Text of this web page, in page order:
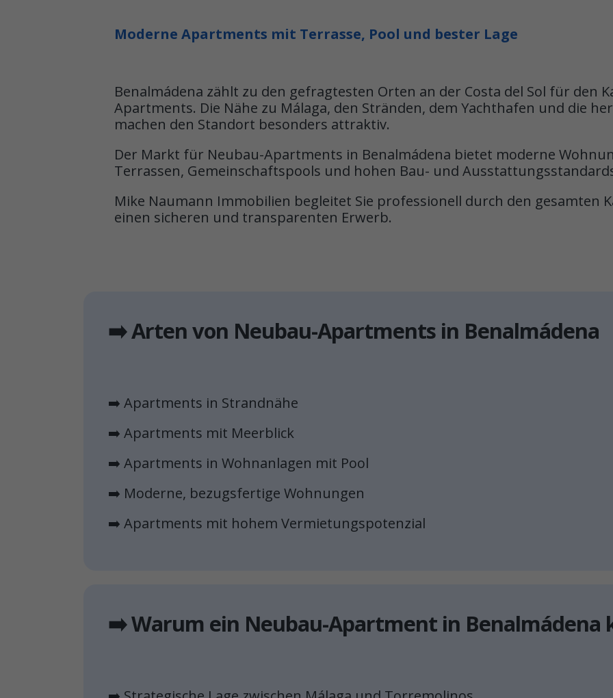
Moderne Apartments mit Terrasse, Pool und bester Lage
Benalmádena zählt zu den gefragtesten Orten an der Costa del Sol für den
Apartments. Die Nähe zu Málaga, den Stränden, dem Yachthafen und die
machen den Standort besonders attraktiv.
Der Markt für Neubau-Apartments in Benalmádena bietet moderne
Terrassen, Gemeinschaftspools und hohen Bau- und
Mike Naumann Immobilien begleitet Sie professionell durch den gesamten
einen sicheren und transparenten Erwerb.
➡️ Arten von Neubau-Apartments in Benalmádena
➡️ Apartments in Strandnähe
➡️ Apartments mit Meerblick
➡️ Apartments in Wohnanlagen mit Pool
➡️ Moderne, bezugsfertige Wohnungen
➡️ Apartments mit hohem Vermietungspotenzial
➡️ Warum ein Neubau-Apartment in Benalmádena